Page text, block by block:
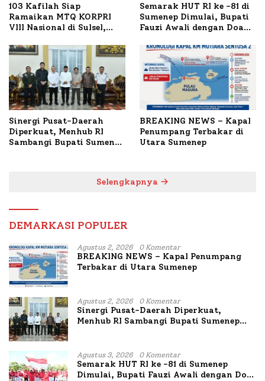
103 Kafilah Siap
Ramaikan MTQ KORPRI
VIII Nasional di Sulsel,
Semarak HUT RI ke -81 di
Sumenep Dimulai, Bupati
Fauzi Awali dengan Doa
Terbakar
Sinergi Pusat-Daerah
Diperkuat, Menhub RI
Sambangi Bupati Sumenep
BREAKING NEWS – Kapal
Penumpang Terbakar di
Utara Sumenep
Selengkapnya
DEMARKASI POPULER
Agustus 2, 2026 0 Komentar
BREAKING NEWS – Kapal Penumpang
Terbakar di Utara Sumenep
Agustus 2, 2026 0 Komentar
Sinergi Pusat-Daerah Diperkuat,
Menhub RI Sambangi Bupati Sumenep
Agustus 3, 2026 0 Komentar
Semarak HUT RI ke -81 di Sumenep
Dimulai, Bupati Fauzi Awali dengan Doa